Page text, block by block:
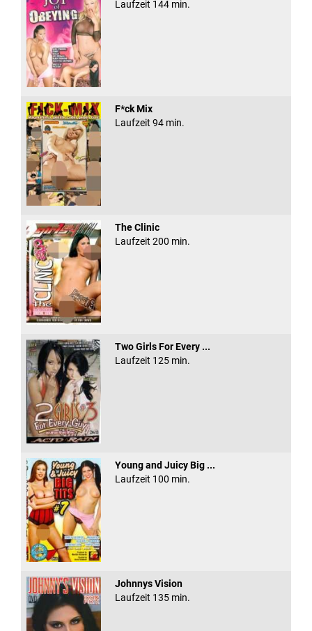
Laufzeit 144 min.
F*ck Mix
Laufzeit 94 min.
The Clinic
Laufzeit 200 min.
Two Girls For Every ...
Laufzeit 125 min.
Young and Juicy Big ...
Laufzeit 100 min.
Johnnys Vision
Laufzeit 135 min.